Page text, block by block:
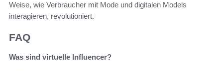
Weise, wie Verbraucher mit Mode und digitalen Models
interagieren, revolutioniert.
FAQ
Was sind virtuelle Influencer?